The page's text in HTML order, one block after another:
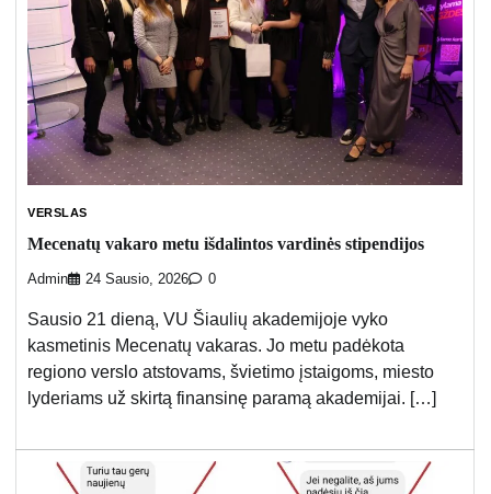
VERSLAS
Mecenatų vakaro metu išdalintos vardinės stipendijos
Admin 24 Sausio, 2026 0
Sausio 21 dieną, VU Šiaulių akademijoje vyko
kasmetinis Mecenatų vakaras. Jo metu padėkota
regiono verslo atstovams, švietimo įstaigoms, miesto
lyderiams už skirtą finansinę paramą akademijai. […]